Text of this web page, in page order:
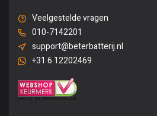
Veelgestelde vragen
010-7142201
support@beterbatterij.nl
+31 6 12202469